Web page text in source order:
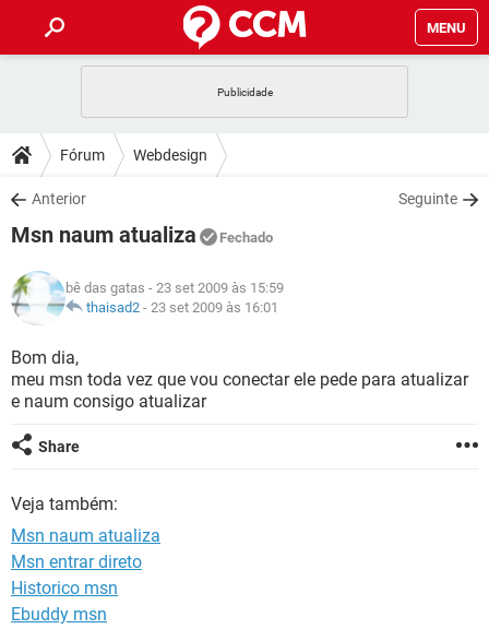
MENU
CELULAR
OUTLOOK
INSTAGRAM GMAIL
GUIA DE COMPRAS
DICAS
JOGOS
INSTAGRAM GMAIL
GUIA DE COMPRAS
DOWNLOADS
JOGOS WHATSAPP
CELULAR
OUTLOOK EXCEL
INSTAGRAM
GUIA DE COMPRAS
JOGOS WHATSAPP
CELULAR
OUTLOOK
INSTAGRAM
GUIA DE COMPRAS
GLOSSÁRIO
JOGOS
CELULAR FACEBOOK
INSTAGRAM
GUIA DE COMPRAS
Fórum Webdesign
Anterior Seguinte
Msn naum atualiza Fechado
bê das gatas - 23 set 2009 às 15:59
thaisad2 - 23 set 2009 às 16:01
Bom dia,
meu msn toda vez que vou conectar ele pede para atualizar
e naum consigo atualizar
Share
Veja também:
Msn naum atualiza
Msn entrar direto
Historico msn
Ebuddy msn